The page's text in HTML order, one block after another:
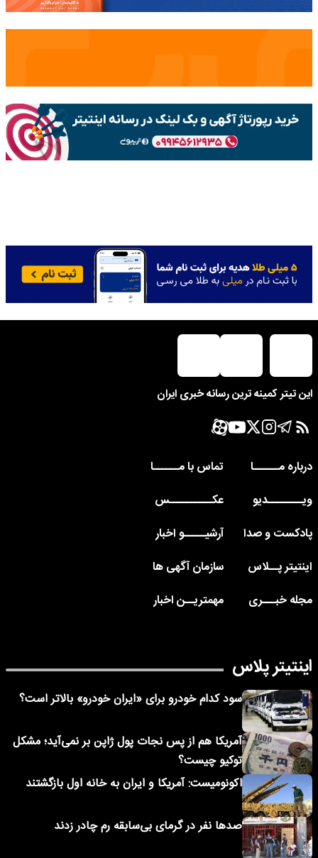
این تیتر کمینه ترین رسانه خبری ایران
درباره مــــــا
تماس با مــــــا
ویــــــــدیو
عکــــــــــس
پادکست و صدا
آرشیـــــو اخبار
اینتیتر پــلاس
سازمان آگهی ها
مجله خبـــری
مهمتریــن اخبار
اینتیتر پلاس
سود کدام خودرو برای «ایران خودرو» بالاتر است؟
آمریکا هم از پس نجات پول ژاپن بر نمی‌آید؛ مشکل
توکیو چیست؟
اکونومیست: آمریکا و ایران به خانه اول بازگشتند
صدها نفر در گرمای بی‌سابقه رم چادر زدند